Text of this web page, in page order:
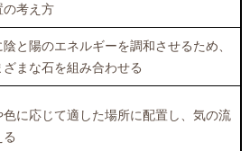
の考え方
と陽のエネルギーを調和させるため、
ざまな石を組み合わせる
色に応じて適した場所に配置し、気の流